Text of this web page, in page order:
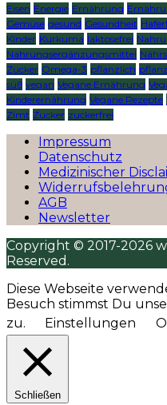
Eisen Energie Ernährung
Gemüse gesund Gesundheit
Kinder Kurkuma laktosefrei
Nahrungsergänzungsmittel
Zucker Omega-3 pflanzlich
süß vegan Vegane Ernährung
Kinderernährung Vegane Rezepte
Zimt Zucker zuckerfrei
Impressum
Datenschutz
Medizinischer
AGB
Newsletter
Copyright © 2017-2026
Reserved.
Diese Webseite
Besuch stimmst Du
zu.
Einstellungen
Schließen